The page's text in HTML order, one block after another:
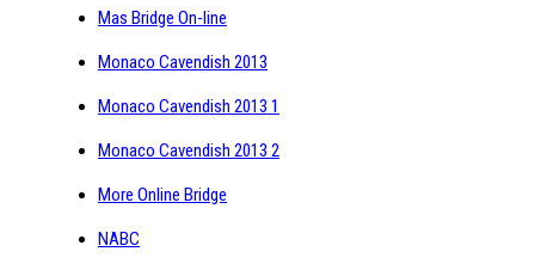
Mas Bridge On-line
Monaco Cavendish 2013
Monaco Cavendish 2013 1
Monaco Cavendish 2013 2
More Online Bridge
NABC